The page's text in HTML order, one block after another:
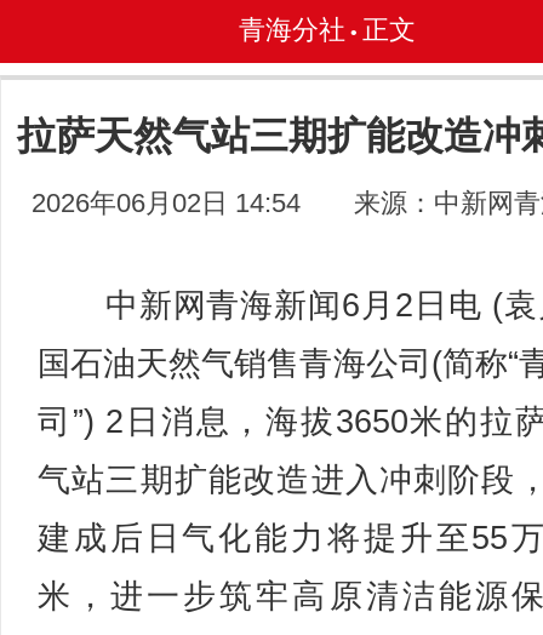
青海分社 • 正文
拉萨天然气站三期扩能改造冲
2026年06月02日 14:54 来源：中新网
中新网青海新闻6月2日电 (袁
国石油天然气销售青海公司(简称“
司”) 2日消息，海拔3650米的拉
气站三期扩能改造进入冲刺阶段
建成后日气化能力将提升至55
米，进一步筑牢高原清洁能源